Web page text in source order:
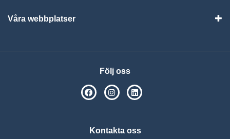
Våra webbplatser
Följ oss
SPSM på Facebook
SPSM på Instagram
Kontakta oss